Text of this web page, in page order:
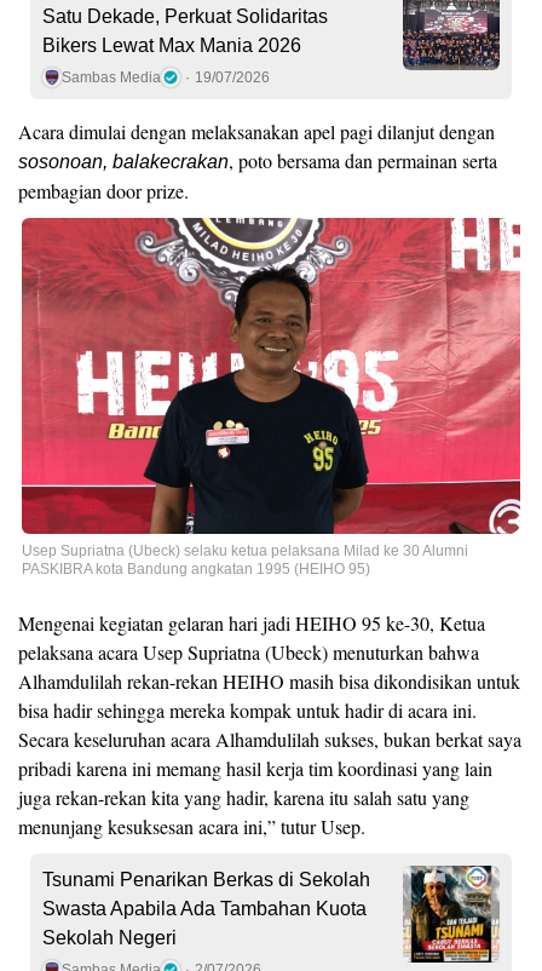
Satu Dekade, Perkuat Solidaritas
Bikers Lewat Max Mania 2026
Sambas Media 19/07/2026
Acara dimulai dengan melaksanakan apel pagi dilanjut dengan
sosonoan, balakecrakan, poto bersama dan permainan serta
pembagian door prize.
Usep Supriatna (Ubeck) selaku ketua pelaksana Milad ke 30 Alumni
PASKIBRA kota Bandung angkatan 1995 (HEIHO 95)
Mengenai kegiatan gelaran hari jadi HEIHO 95 ke-30, Ketua
pelaksana acara Usep Supriatna (Ubeck) menuturkan bahwa
Alhamdulilah rekan-rekan HEIHO masih bisa dikondisikan untuk
bisa hadir sehingga mereka kompak untuk hadir di acara ini.
Secara keseluruhan acara Alhamdulilah sukses, bukan berkat saya
pribadi karena ini memang hasil kerja tim koordinasi yang lain
juga rekan-rekan kita yang hadir, karena itu salah satu yang
menunjang kesuksesan acara ini,” tutur Usep.
Tsunami Penarikan Berkas di Sekolah
Swasta Apabila Ada Tambahan Kuota
Sekolah Negeri